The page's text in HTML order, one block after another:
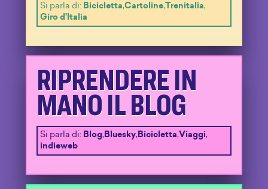
Si parla di: Bicicletta,Cartoline,Trenitalia,
Giro d'Italia
RIPRENDERE IN
MANO IL BLOG
Si parla di: Blog,Bluesky,Bicicletta,Viaggi,
indieweb